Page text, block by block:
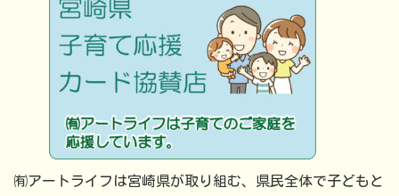
㈲アートライフは宮崎県が取り組む、県民全体で子どもと